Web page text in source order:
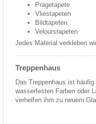
Prägetapete
Vliestapeten
Bildtapeten
Velourstapeten
Jedes Material verkleben
Treppenhaus
Das Treppenhaus ist
wasserfesten Farben oder
verhelfen ihm zu neuem